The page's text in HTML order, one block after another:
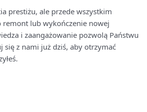
prestiżu, ale przede wszystkim
remont lub wykończenie nowej
i zaangażowanie pozwolą Państwu
się z nami już dziś, aby otrzymać